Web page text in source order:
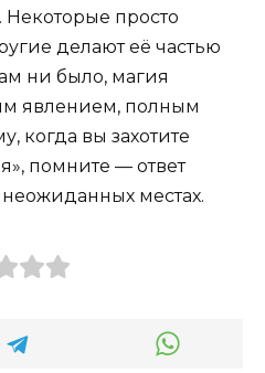
просто
делают её частью
ни было, магия
явлением, полным
когда вы захотите
помните — ответ
местах.